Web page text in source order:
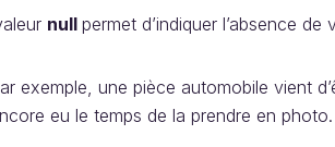
null permet d’indiquer l’absence de
exemple, une pièce automobile vient
eu le temps de la prendre en